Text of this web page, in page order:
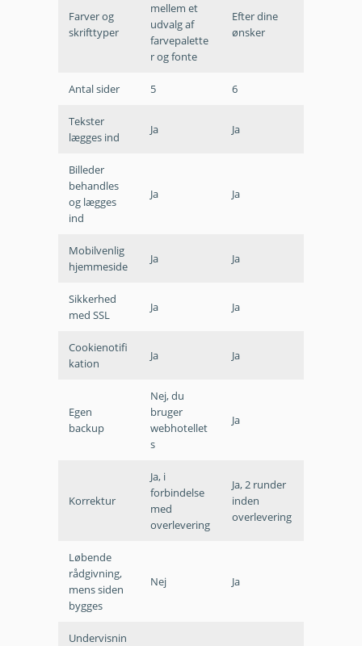
Farver og
skrifttyper
mellem et
udvalg af
farvepalette
r og fonte
Efter dine
ønsker
Antal sider 5 6
Tekster
lægges ind
Ja Ja
Billeder
behandles
og lægges
ind
Ja Ja
Mobilvenlig
hjemmeside
Ja Ja
Sikkerhed
med SSL
Ja Ja
Cookienotifi
kation
Ja Ja
Egen
backup
Nej, du
bruger
webhotellet
s
Ja
Korrektur
Ja, i
forbindelse
med
overlevering
Ja, 2 runder
inden
overlevering
Løbende
rådgivning,
mens siden
bygges
Nej Ja
Undervisnin